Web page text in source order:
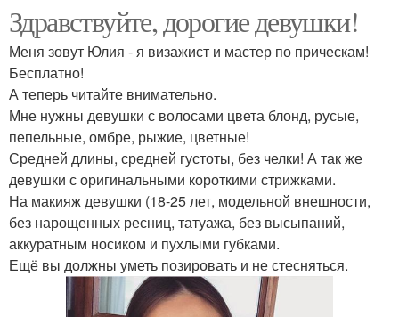
Здравствуйте, дорогие девушки!
Меня зовут Юлия - я визажист и мастер по прическам!
Бесплатно!
А теперь читайте внимательно.
Мне нужны девушки с волосами цвета блонд, русые,
пепельные, омбре, рыжие, цветные!
Средней длины, средней густоты, без челки! А так же
девушки с оригинальными короткими стрижками.
На макияж девушки (18-25 лет, модельной внешности,
без нарощенных ресниц, татуажа, без высыпаний,
аккуратным носиком и пухлыми губками.
Ещё вы должны уметь позировать и не стесняться.